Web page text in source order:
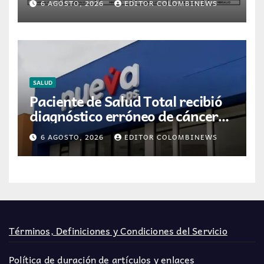
medicamentos en Colombia
6 AGOSTO, 2026 EDITOR COLOMBINEWS
SALUD
Paciente de Salud Total recibió
diagnóstico erróneo de cáncer
por resultados de otra persona
6 AGOSTO, 2026 EDITOR COLOMBINEWS
Términos, Definiciones y Condiciones del Servicio
Política de duración de artículos y enlaces